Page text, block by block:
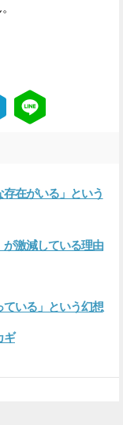
在がいる」という
激減している理由
ている」という幻想
ギ